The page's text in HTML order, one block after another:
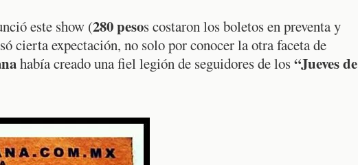
este show (280 pesos costaron los boletos en preventa y
cierta expectación, no solo por conocer la otra faceta de
había creado una fiel legión de seguidores de los“Jueves de